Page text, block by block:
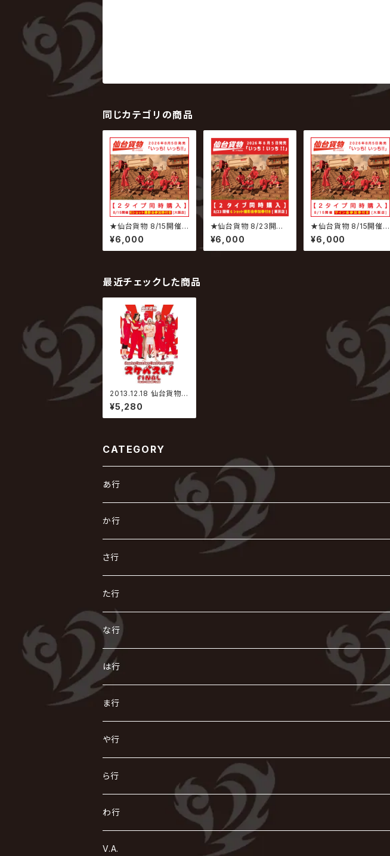
同じカテゴリの商品
★仙台貨物 8/15開催イ
ベント専用商品★ 202
6.08.05 仙台貨物 / い
っち! いっち!! 【6ショッ
¥6,000
★仙台貨物 8/23開催
イベント専用商品★ 20
26.08.05 仙台貨物 /
いっち! いっち!! 【6ショ
¥6,000
★仙台貨物 8/15開催イ
ベント専用商品★ 202
6.08.05 仙台貨物 / い
っち! いっち!! 【サイン会
¥6,000
最近チェックした商品
2013.12.18 仙台貨物 /
Sendai Kamotsu Be
st tour 2013「スケベス
ト！」FINAL @国立代々
¥5,280
CATEGORY
あ行
あ
R指定
AIOLIN
i.D.A
AKIHIDE
浅葱 / ASAGI
Azavana
Acid Black Cherry
い
IKUO
exist†trace
生熊耕治
イビツ マル
色々な十字架
168 / 葵-168-
う
VIRGE / ヴァージュ
Waive
UCHUSENTAI:NOIZ / 宇宙戦隊NOIZ
え
ACE OF SPADES
X JAPAN
お
AURORIZE
OFIAM
か行
か
怪人二十面奏
Kαin
kein
CASCADE
the GazettE
GOTCHAROCKA
き
KISAKI
キズ
清春
KIRITO / キリト
く
Crack6
グラビティ
GREN / グレン
け
[ kei ] / 圭
仮病
こ
GOATBED
ゴールデンボンバー
さ行
さ
ザアザア
The THIRTEEN
Sadie
XANVALA
し
Zeke Deux
Z CLEAR
-真天地開闢集団-ジグザグ
Sick²
す
Z CLEAR
超ジャシー
せ
ゼラ
零[Hz]
そ
SOPHIA
ZOMBIE / ぞんび
た行
た
DASEIN
DAIGO
DADAROMA
ち
CHAQLA.
つ
て
D
DIAURA
と
東京花嫁
Tourbillon
な行
な
NIGHTMARE
NAZARE
に
NiEL
NICOLAS
ぬ
nurié
ね
NETH PRIERE CAIN
NEVERLAND
の
NoGoD
は行
は
heidi.
H.U.G
ひ
HERO
美炎-BIEN-
ふ
Far East Dizain
Fatüm
へ
BabyKingdom
ほ
ま行
ま
THE MICRO HEAD 4N'S
MAO / マオ from SID
み
未完成アリス
ミスイ
む
MUCC / ムック
め
や行
や
ヤミテラ / 外道反逆者ヤミテラ
ゆ
YUKIYA / 藤田幸也
よ
ら行
ら
rice
り
わ行
わ
V.A.